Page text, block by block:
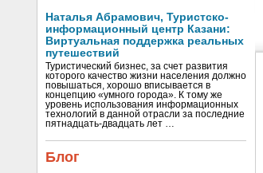
Наталья Абрамович, Туристско-
информационный центр Казани:
Виртуальная поддержка реальных
путешествий
Туристический бизнес, за счет развития
которого качество жизни населения должно
повышаться, хорошо вписывается в
концепцию «умного города». К тому же
уровень использования информационных
технологий в данной отрасли за последние
пятнадцать-двадцать лет …
Блог